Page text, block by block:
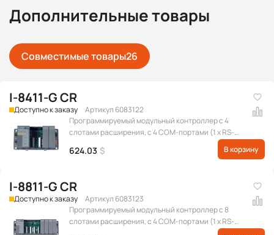
Дополнительные товары
Совместимые товары26
I-8411-G CR
Доступно к заказу
Артикул 6083122
Программируемый модульный контроллер с 4
слотами расширения, с 4 COM-портами (1 x RS-
232 для обновления прошивки, 1 x RS-485, 1 x RS-
232/RS-485, 1 x RS-232), серого цвета
624.03 $ В корзину
I-8811-G CR
Доступно к заказу
Артикул 6083123
Программируемый модульный контроллер с 8
слотами расширения, с 4 COM-портами (1 x RS-
232 для обновления прошивки, 1 x RS-485, 1 x RS-